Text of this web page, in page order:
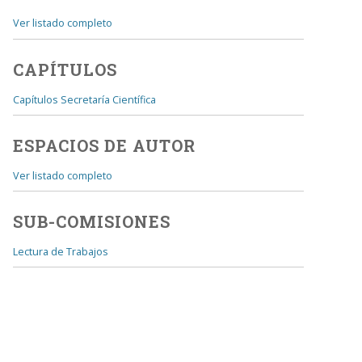
Ver listado completo
CAPÍTULOS
Capítulos Secretaría Científica
ESPACIOS DE AUTOR
Ver listado completo
SUB-COMISIONES
Lectura de Trabajos